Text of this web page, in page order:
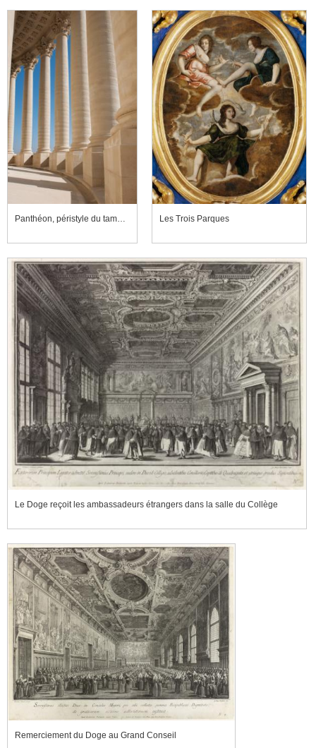
Panthéon, péristyle du tambour du dôme Les Trois Parques
Le Doge reçoit les ambassadeurs étrangers dans la salle du Collège
Remerciement du Doge au Grand Conseil